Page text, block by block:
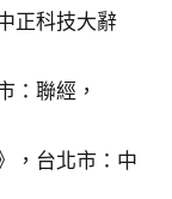
正科技大辭
：聯經，
，台北市：中